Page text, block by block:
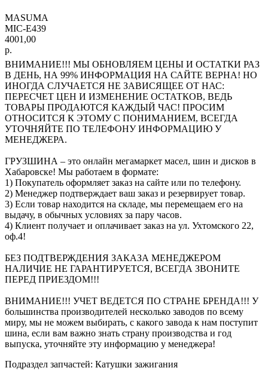
MASUMA
MIC-E439
4001,00
р.
ВНИМАНИЕ!!! МЫ ОБНОВЛЯЕМ ЦЕНЫ И ОСТАТКИ РАЗ
В ДЕНЬ, НА 99% ИНФОРМАЦИЯ НА САЙТЕ ВЕРНА! НО
ИНОГДА СЛУЧАЕТСЯ НЕ ЗАВИСЯЩЕЕ ОТ НАС:
ПЕРЕСЧЕТ ЦЕН И ИЗМЕНЕНИЕ ОСТАТКОВ, ВЕДЬ
ТОВАРЫ ПРОДАЮТСЯ КАЖДЫЙ ЧАС! ПРОСИМ
ОТНОСИТСЯ К ЭТОМУ С ПОНИМАНИЕМ, ВСЕГДА
УТОЧНЯЙТЕ ПО ТЕЛЕФОНУ ИНФОРМАЦИЮ У
МЕНЕДЖЕРА.
ГРУЗШИНА – это онлайн мегамаркет масел, шин и дисков в
Хабаровске! Мы работаем в формате:
1) Покупатель оформляет заказ на сайте или по телефону.
2) Менеджер подтверждает ваш заказ и резервирует товар.
3) Если товар находится на складе, мы перемещаем его на
выдачу, в обычных условиях за пару часов.
4) Клиент получает и оплачивает заказ на ул. Ухтомского 22,
оф.4!
БЕЗ ПОДТВЕРЖДЕНИЯ ЗАКАЗА МЕНЕДЖЕРОМ
НАЛИЧИЕ НЕ ГАРАНТИРУЕТСЯ, ВСЕГДА ЗВОНИТЕ
ПЕРЕД ПРИЕЗДОМ!!!
ВНИМАНИЕ!!! УЧЕТ ВЕДЕТСЯ ПО СТРАНЕ БРЕНДА!!! У
большинства производителей несколько заводов по всему
миру, мы не можем выбирать, с какого завода к нам поступит
шина, если вам важно знать страну производства и год
выпуска, уточняйте эту информацию у менеджера!
Подраздел запчастей: Катушки зажигания